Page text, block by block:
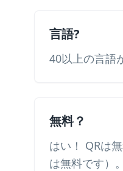
言語?
40以上の言語
無料？
はい！ QRは
は無料です）。